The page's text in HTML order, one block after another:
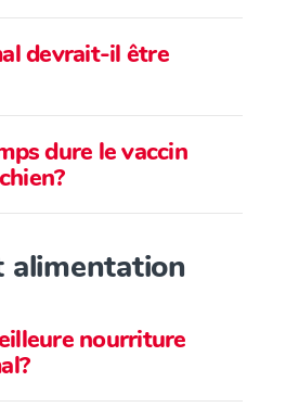
ophtalmiques mineures
devrait-il être
dure le vaccin
nourriture